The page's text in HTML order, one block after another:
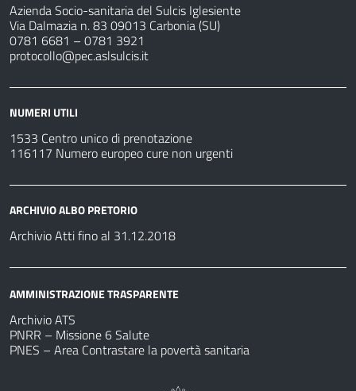
Azienda Socio-sanitaria del Sulcis Iglesiente
Via Dalmazia n. 83 09013 Carbonia (SU)
0781 6681 – 0781 3921
protocollo@pec.aslsulcis.it
NUMERI UTILI
1533 Centro unico di prenotazione
116117 Numero europeo cure non urgenti
ARCHIVIO ALBO PRETORIO
Archivio Atti fino al 31.12.2018
AMMINISTRAZIONE TRASPARENTE
Archivio ATS
PNRR – Missione 6 Salute
PNES – Area Contrastare la povertà sanitaria